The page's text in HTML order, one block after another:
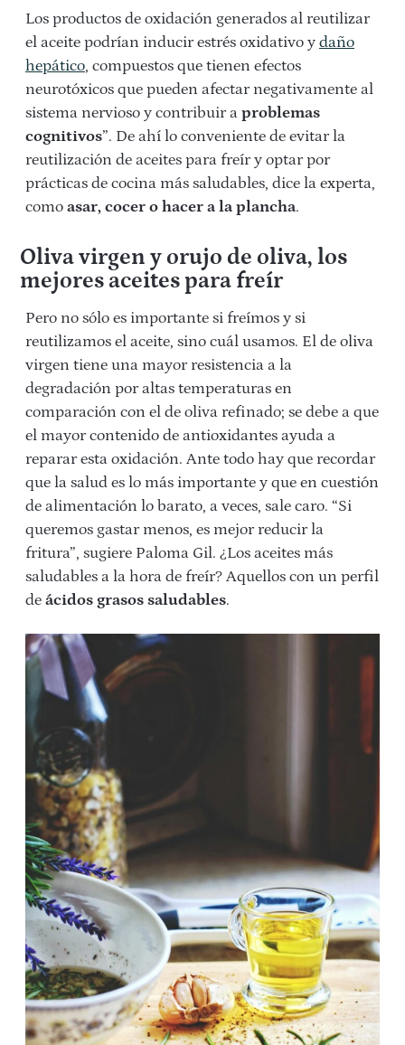
Los productos de oxidación generados al reutilizar
el aceite podrían inducir estrés oxidativo y daño
hepático, compuestos que tienen efectos
neurotóxicos que pueden afectar negativamente al
sistema nervioso y contribuir a problemas
cognitivos”. De ahí lo conveniente de evitar la
reutilización de aceites para freír y optar por
prácticas de cocina más saludables, dice la experta,
como asar, cocer o hacer a la plancha.
Oliva virgen y orujo de oliva, los
mejores aceites para freír
Pero no sólo es importante si freímos y si
reutilizamos el aceite, sino cuál usamos. El de oliva
virgen tiene una mayor resistencia a la
degradación por altas temperaturas en
comparación con el de oliva refinado; se debe a que
el mayor contenido de antioxidantes ayuda a
reparar esta oxidación. Ante todo hay que recordar
que la salud es lo más importante y que en cuestión
de alimentación lo barato, a veces, sale caro. “Si
queremos gastar menos, es mejor reducir la
fritura”, sugiere Paloma Gil. ¿Los aceites más
saludables a la hora de freír? Aquellos con un perfil
de ácidos grasos saludables.